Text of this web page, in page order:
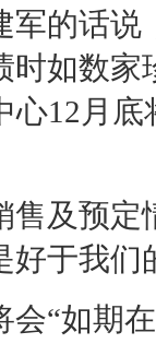
军的话说
时如数
心12月
及预定
好于我
如期在